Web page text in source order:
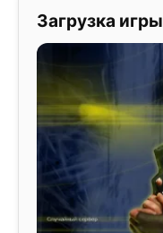
Загрузка игры